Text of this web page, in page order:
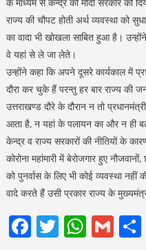
राज्य की चौपट होती अर्थ व्यवस्था को
का वादा भी खोखला साबित हुआ है।
वे यहां से ले जा लेते।
उन्होंने कहा कि अपने दूसरे कार्यकाल में
दौरा कर चुके हैं परन्तु हर बार राज्य की
उत्तराखण्ड दौरे के दौरान न तो
आता है, न यहां के पलायन का और न ही
केन्द्र व राज्य सरकारों की नीतियों के
कोरोना महांमारी में बेरोजगार हुए
को पुनर्वास के लिए भी कोई व्यवस्था नहीं
वादे करते हैं उसी प्रकार राज्य के
Facebook
Twitter